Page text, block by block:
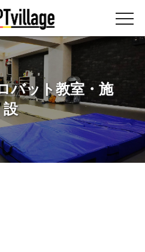
バット教室・施
設